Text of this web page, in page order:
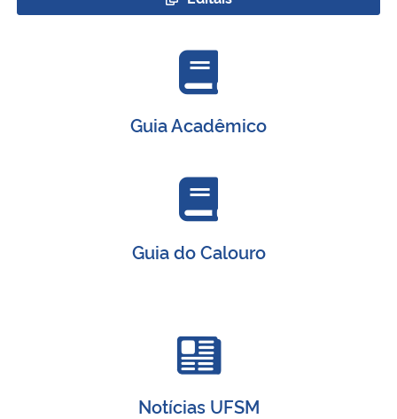
Guia Acadêmico
Guia do Calouro
Notícias UFSM